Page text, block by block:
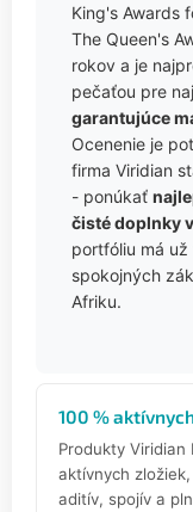
King's Awards
The Queen's
rokov a je
pečaťou pre
garantujúce
Ocenenie je
firma Viridian
- ponúkať
čisté doplnky
portfóliu má
spokojných
Afriku.
100 %
Produkty Viridian
aktívnych
aditív, spojív a